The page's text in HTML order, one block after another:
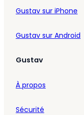
Gustav sur iPhone
Gustav sur Android
Gustav
À propos
Sécurité